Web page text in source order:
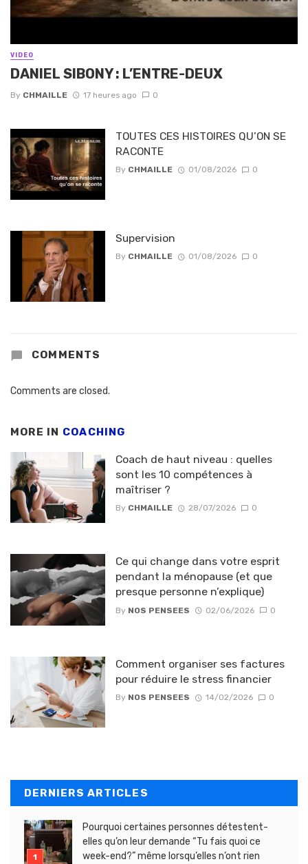
VIDEO
DANIEL SIBONY : L’ENTRE-DEUX
By CHMAILLE 17 heures ago 0
TOUTES CES HISTOIRES QU’ON SE
RACONTE
By CHMAILLE 01/08/2026 0
Supervision
By CHMAILLE 01/08/2026 0
COMMENTS
Comments are closed.
MORE IN COACHING
Coach de haut niveau : quelles
sont les 10 compétences à
maîtriser ?
By CHMAILLE 28/07/2026 0
Ce qui change dans votre esprit
pendant la ménopause (et que
presque personne n’explique)
By NOS PENSEES 02/06/2026 0
Comment organiser ses factures
pour réduire le stress financier
By NOS PENSEES 14/02/2026 0
DERNIERS ARTICLES
Pourquoi certaines personnes détestent-
elles qu’on leur demande “Tu fais quoi ce
week-end?” même lorsqu’elles n’ont rien